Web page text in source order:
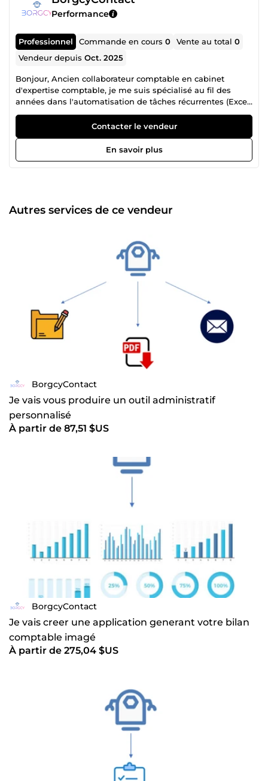
Performance
Professionnel Commande en cours0 Vente au total0
Vendeur depuisOct. 2025
Bonjour, Ancien collaborateur comptable en cabinet
d'expertise comptable, je me suis spécialisé au fil des
années dans l'automatisation de tâches récurrentes (Excel,
etc...) Aujourd'hui, je propose un accompagnement pour :
Gagner du temps sur la comptabilité, les imports, les
relances clients Réduire les erreurs manuelles, Créer des
petits outils adaptés aux process internes (via Excel ou
application simples et internes). Si vous êtes curieux ou
Contacter le vendeur
En savoir plus
Autres services de ce vendeur
BorgcyContact
Je vais vous produire un outil administratif
personnalisé
À partir de 87,51 $US
BorgcyContact
Je vais creer une application generant votre bilan
comptable imagé
À partir de 275,04 $US